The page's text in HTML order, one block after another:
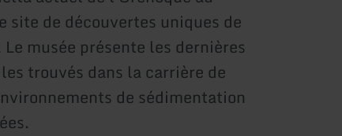
site de découvertes uniques de
musée présente les dernières
trouvés dans la carrière de
de sédimentation